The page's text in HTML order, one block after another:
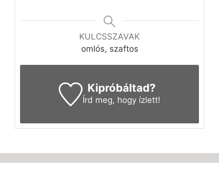
KULCSSZAVAK
omlós, szaftos
Kipróbáltad?
Írd meg, hogy ízlett!